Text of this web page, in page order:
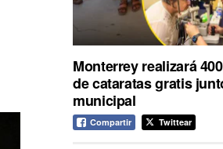
Monterrey realizará
de cataratas gratis
municipal
Compartir Twittear